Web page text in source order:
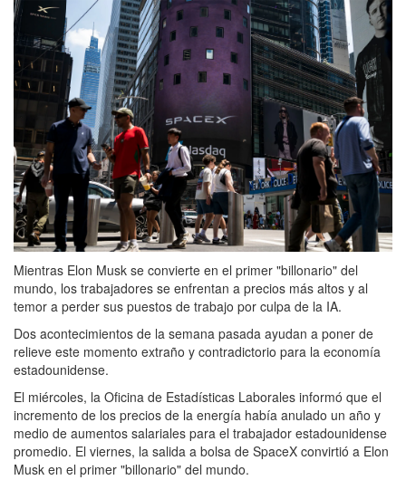
Mientras Elon Musk se convierte en el primer "billonario" del
mundo, los trabajadores se enfrentan a precios más altos y al
temor a perder sus puestos de trabajo por culpa de la IA.
Dos acontecimientos de la semana pasada ayudan a poner de
relieve este momento extraño y contradictorio para la economía
estadounidense.
El miércoles, la Oficina de Estadísticas Laborales informó que el
incremento de los precios de la energía había anulado un año y
medio de aumentos salariales para el trabajador estadounidense
promedio. El viernes, la salida a bolsa de SpaceX convirtió a Elon
Musk en el primer "billonario" del mundo.